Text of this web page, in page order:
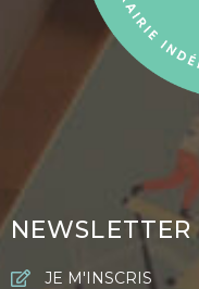
NEWSLETTER
JE M'INSCRIS